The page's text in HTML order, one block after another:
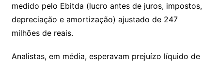
m
medido pelo Ebitda (lucro antes de juros, impostos,
depreciação e amortização) ajustado de 247
milhões de reais.
Analistas, em média, esperavam prejuízo líquido de